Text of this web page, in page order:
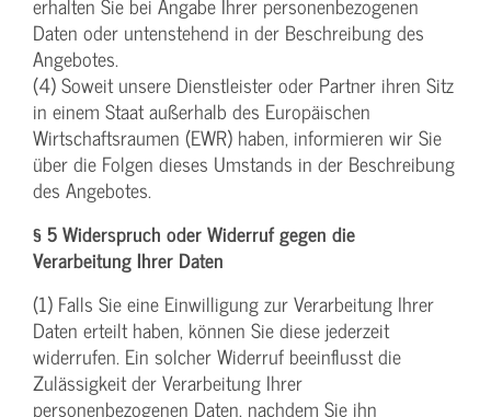
Daten oder untenstehend in der Beschreibung des
Angebotes.
(4) Soweit unsere Dienstleister oder Partner ihren Sitz
in einem Staat außerhalb des Europäischen
Wirtschaftsraumen (EWR) haben, informieren wir Sie
über die Folgen dieses Umstands in der Beschreibung
des Angebotes.
§ 5 Widerspruch oder Widerruf gegen die
Verarbeitung Ihrer Daten
(1) Falls Sie eine Einwilligung zur Verarbeitung Ihrer
Daten erteilt haben, können Sie diese jederzeit
widerrufen. Ein solcher Widerruf beeinflusst die
Zulässigkeit der Verarbeitung Ihrer
personenbezogenen Daten, nachdem Sie ihn